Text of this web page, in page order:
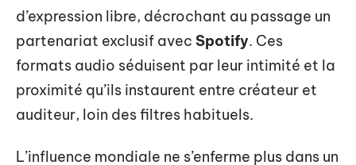
d’expression libre, décrochant au passage un
partenariat exclusif avec Spotify. Ces
formats audio séduisent par leur intimité et la
proximité qu’ils instaurent entre créateur et
auditeur, loin des filtres habituels.
L’influence mondiale ne s’enferme plus dans un